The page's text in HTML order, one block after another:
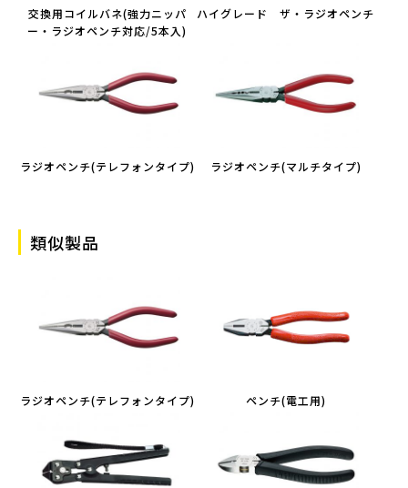
交換用コイルバネ(強力ニッパ
ー・ラジオペンチ対応/5本入)
ハイグレード ザ・ラジオペンチ
ラジオペンチ(テレフォンタイプ) ラジオペンチ(マルチタイプ)
類似製品
ラジオペンチ(テレフォンタイプ) ペンチ(電工用)